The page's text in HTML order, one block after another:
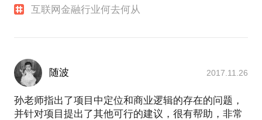
互联网金融行业何去何从
随波 2017.11.26
孙老师指出了项目中定位和商业逻辑的存在的问题，
并针对项目提出了其他可行的建议，很有帮助，非常